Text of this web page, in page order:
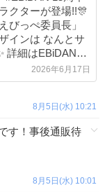
クターが登場!!🎊
予定!! 続報を
2026年6月17日
8月5日(水) 10:21
す！事後通販待
8月5日(水) 10:01